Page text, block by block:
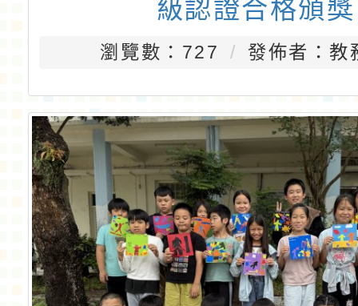
級認證合格頒獎
瀏覽數：727 發佈者：教